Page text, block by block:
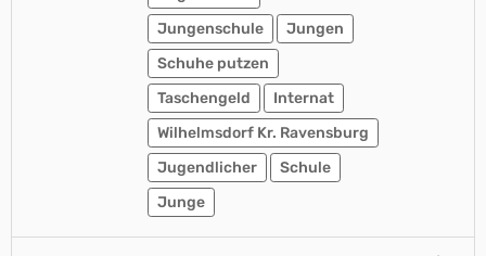
Jungenschule
Jungen
Schuhe putzen
Taschengeld
Internat
Wilhelmsdorf Kr. Ravensburg
Jugendlicher
Schule
Junge